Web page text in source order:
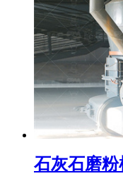
石灰石磨